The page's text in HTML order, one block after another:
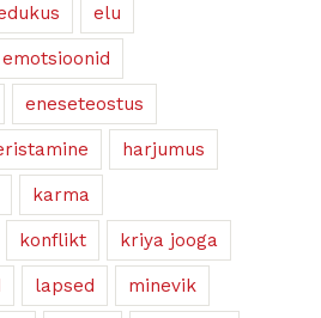
elu
emotsioonid
eneseteostus
harjumus
karma
konflikt kriya jooga
lapsed minevik